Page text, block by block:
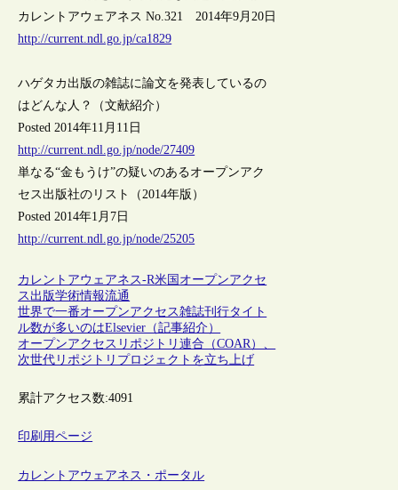
カレントアウェアネス No.321 2014年9月20日
http://current.ndl.go.jp/ca1829
ハゲタカ出版の雑誌に論文を発表しているの
はどんな人？（文献紹介）
Posted 2014年11月11日
http://current.ndl.go.jp/node/27409
単なる“金もうけ”の疑いのあるオープンアク
セス出版社のリスト（2014年版）
Posted 2014年1月7日
http://current.ndl.go.jp/node/25205
カレントアウェアネス-R米国 オープンアクセ
ス出版学術情報流通
世界で一番オープンアクセス雑誌刊行タイト
ル数が多いのはElsevier（記事紹介）
オープンアクセスリポジトリ連合（COAR）、
次世代リポジトリプロジェクトを立ち上げ
累計アクセス数:4091
印刷用ページ
カレントアウェアネス・ポータル